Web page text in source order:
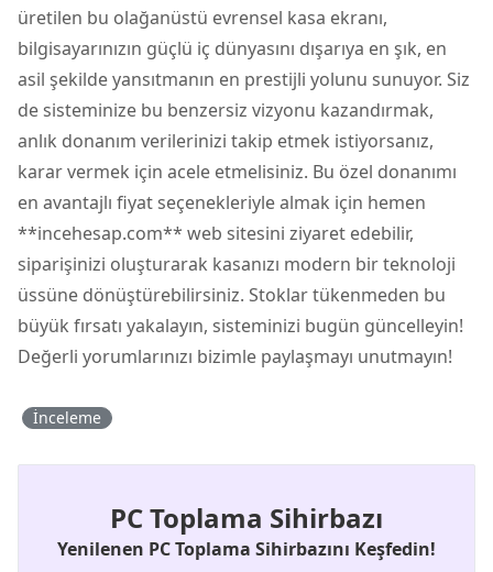
üretilen bu olağanüstü evrensel kasa ekranı,
bilgisayarınızın güçlü iç dünyasını dışarıya en şık, en
asil şekilde yansıtmanın en prestijli yolunu sunuyor. Siz
de sisteminize bu benzersiz vizyonu kazandırmak,
anlık donanım verilerinizi takip etmek istiyorsanız,
karar vermek için acele etmelisiniz. Bu özel donanımı
en avantajlı fiyat seçenekleriyle almak için hemen
**incehesap.com** web sitesini ziyaret edebilir,
siparişinizi oluşturarak kasanızı modern bir teknoloji
üssüne dönüştürebilirsiniz. Stoklar tükenmeden bu
büyük fırsatı yakalayın, sisteminizi bugün güncelleyin!
Değerli yorumlarınızı bizimle paylaşmayı unutmayın!
İnceleme
PC Toplama Sihirbazı
Yenilenen PC Toplama Sihirbazını Keşfedin!